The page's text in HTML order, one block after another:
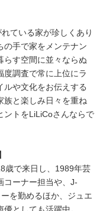
ている家が珍しくあり
の手で家をメンテナン
らす空間に並々ならぬ
度調査で常に上位にラ
ルや文化をお伝えする
族と楽しみ日々を重ね
ントをLiLiCoさんならで
歳で来日し、1989年芸
コーナー担当や、J-
を勤めるほか、ジュエ